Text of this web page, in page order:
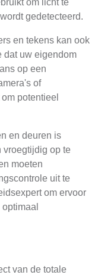
om licht te
gedetecteerd.
en tekens kan ook
dat uw eigendom
op een
of
potentieel
en deuren is
vroegtijdig op te
moeten
uit te
om ervoor
van de totale